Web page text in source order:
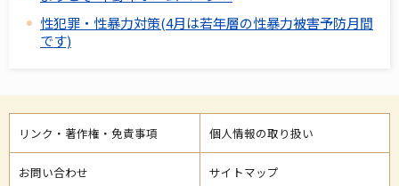
性犯罪・性暴力対策(4月は若年層の性暴力被害予防月間
です)
リンク・著作権・免責事項 個人情報の取り扱い
お問い合わせ サイトマップ